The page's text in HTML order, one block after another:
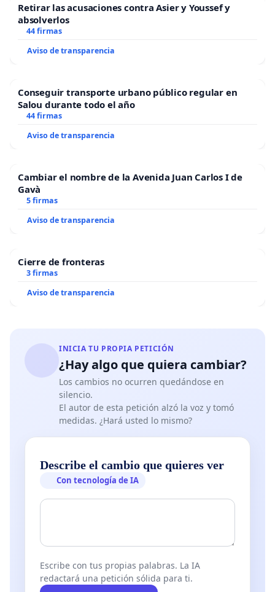
Retirar las acusaciones contra Asier y Youssef y
absolverlos
44 firmas
Aviso de transparencia
Conseguir transporte urbano público regular en
Salou durante todo el año
44 firmas
Aviso de transparencia
Cambiar el nombre de la Avenida Juan Carlos I de
Gavà
5 firmas
Aviso de transparencia
Cierre de fronteras
3 firmas
Aviso de transparencia
INICIA TU PROPIA PETICIÓN
¿Hay algo que quiera cambiar?
Los cambios no ocurren quedándose en
silencio.
El autor de esta petición alzó la voz y tomó
medidas. ¿Hará usted lo mismo?
Describe el cambio que quieres ver
Con tecnología de IA
Escribe con tus propias palabras. La IA
redactará una petición sólida para ti.